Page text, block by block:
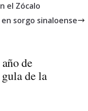
el Zócalo
sorgo sinaloense
de
de la